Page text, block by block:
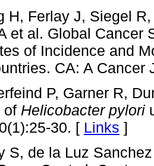
H, Ferlay J, Siegel
et al. Global Cancer
of Incidence and
CA: A
P, Garner R,
of Helicobacter pylori
30. [ Links ]
S, de la Luz